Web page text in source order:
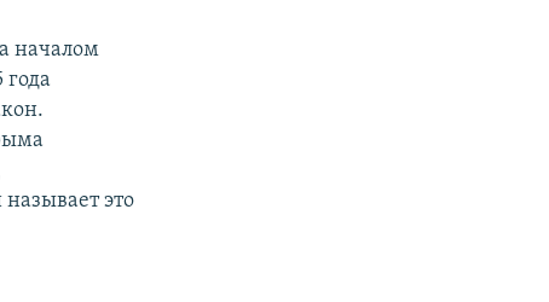
началом
это